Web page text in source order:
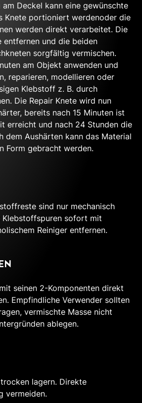
Deckel kann eine gewünschte
Knete portioniert werdenoder die
werden direkt verarbeitet. Die
entfernen und die beiden
sorgfältig vermischen.
am Objekt anwenden und
reparieren, modellieren oder
Klebstoff z. B. durch
Die Repair Knete wird nun
bereits nach 15 Minuten ist
erreicht und nach 24 Stunden die
dem Aushärten kann das Material
Form gebracht werden.
sind nur mechanisch
Klebstoffspuren sofort mit
Reiniger entfernen.
seinen 2-Komponenten direkt
Empfindliche Verwender sollten
vermischte Masse nicht
ablegen.
lagern. Direkte
vermeiden.